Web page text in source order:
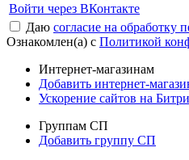
Войти через ВКонтакте
Даю согласие на обработку
Ознакомлен(а) с Политикой
Интернет-магазинам
Добавить интернет-
Ускорение сайтов на
Группам СП
Добавить группу СП